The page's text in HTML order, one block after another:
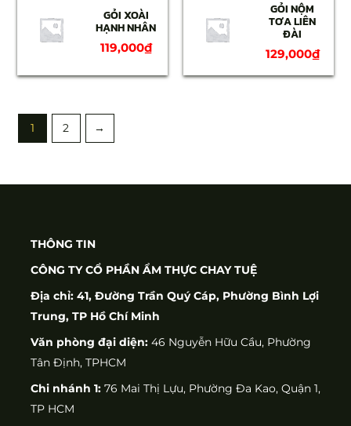
GỎI XOÀI
HẠNH NHÂN
119,000₫
GỎI NỘM
TƠA LIÊN
ĐÀI
129,000₫
1 2 →
THÔNG TIN
CÔNG TY CỔ PHẦN ẨM THỰC CHAY TUỆ
Địa chỉ: 41, Đường Trần Quý Cáp, Phường Bình Lợi
Trung, TP Hồ Chí Minh
Văn phòng đại diện: 46 Nguyễn Hữu Cầu, Phường
Tân Định, TPHCM
Chi nhánh 1: 76 Mai Thị Lựu, Phường Đa Kao, Quận 1,
TP HCM